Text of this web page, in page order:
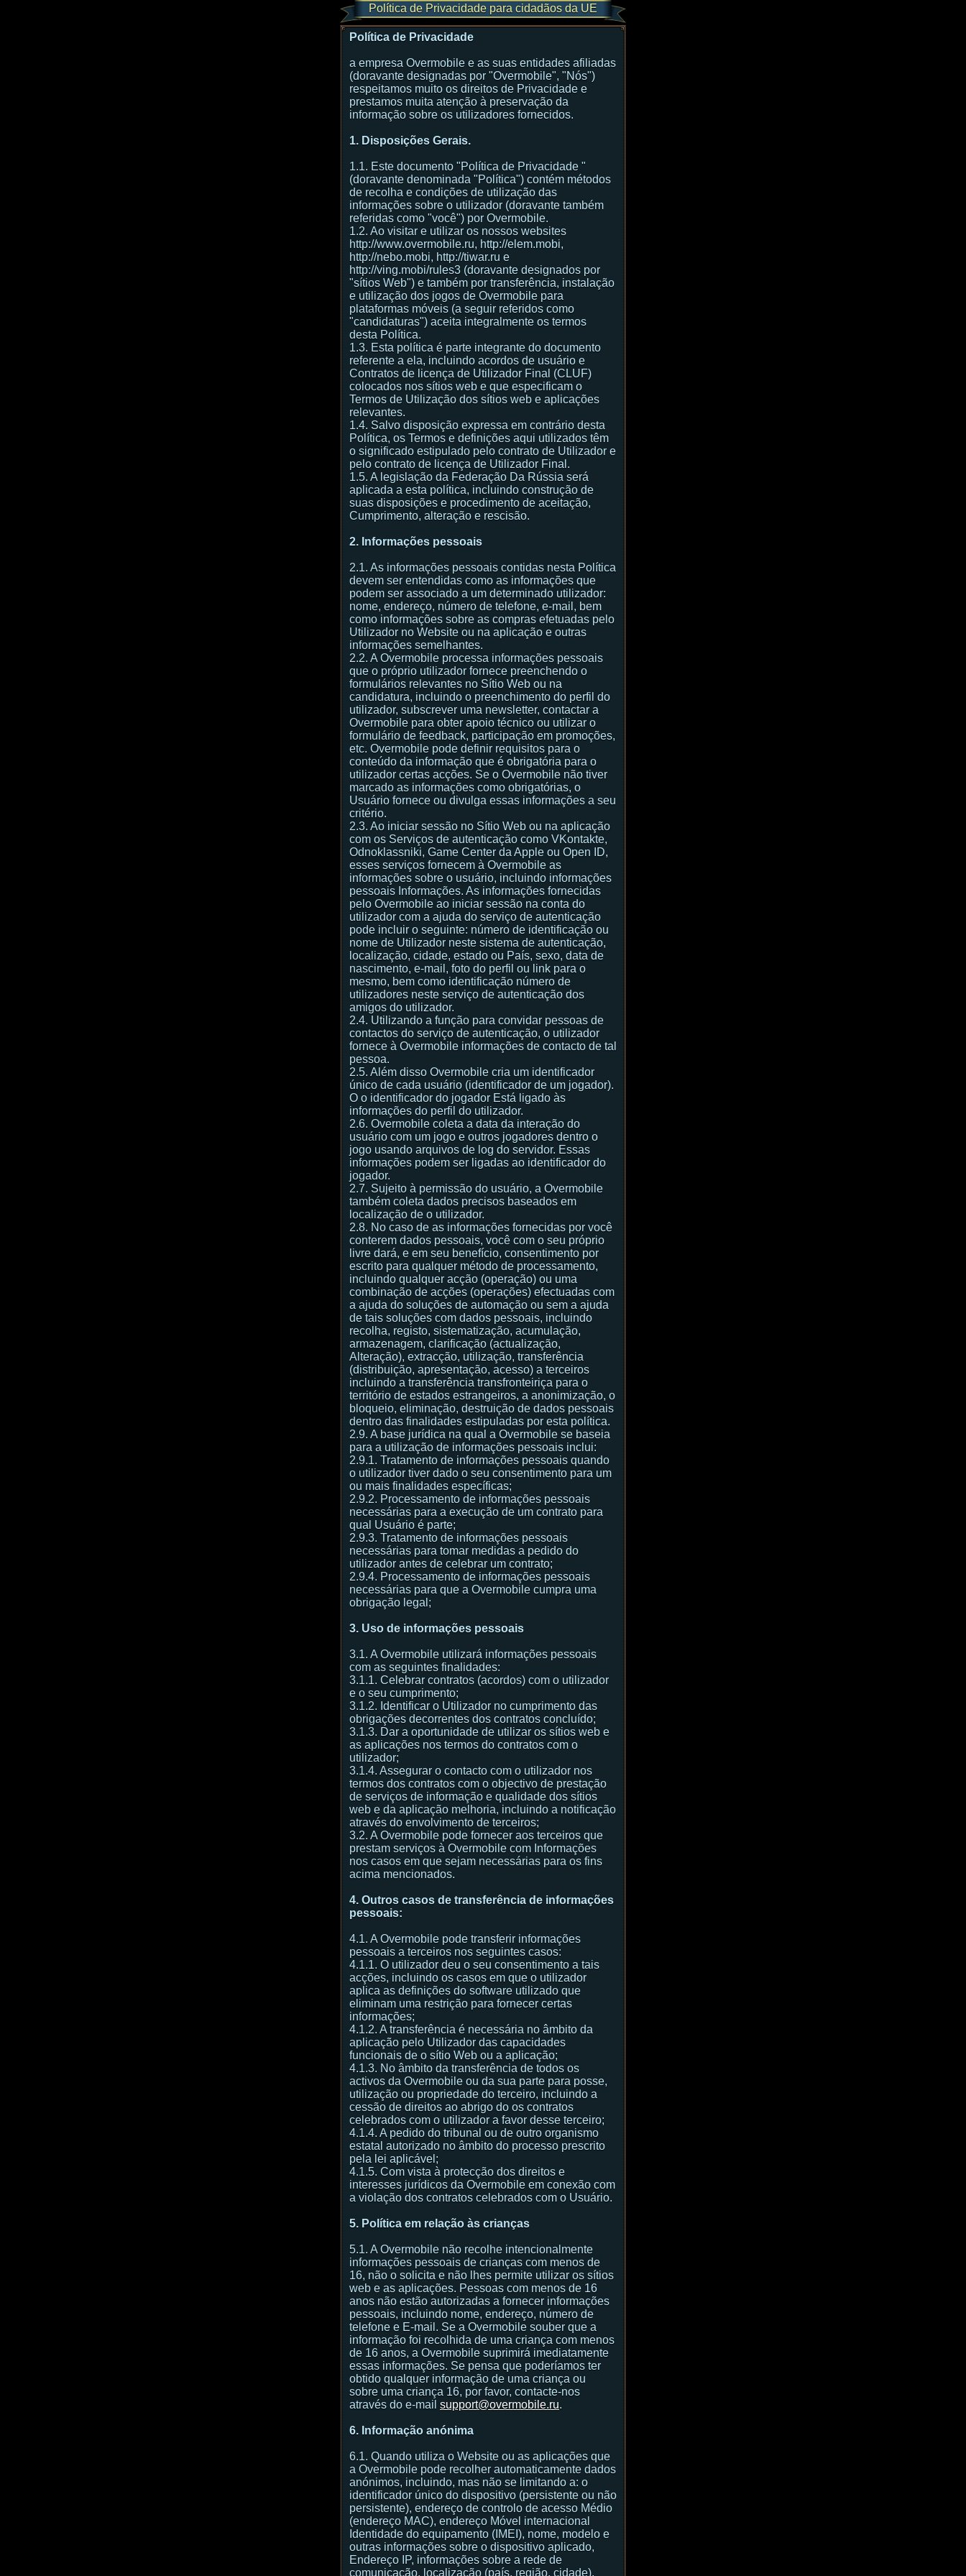
Política de Privacidade para cidadãos da UE
Política de Privacidade
a empresa Overmobile e as suas entidades afiliadas
(doravante designadas por "Overmobile", "Nós")
respeitamos muito os direitos de Privacidade e
prestamos muita atenção à preservação da
informação sobre os utilizadores fornecidos.
1. Disposições Gerais.
1.1. Este documento "Política de Privacidade "
(doravante denominada "Política") contém métodos
de recolha e condições de utilização das
informações sobre o utilizador (doravante também
referidas como "você") por Overmobile.
1.2. Ao visitar e utilizar os nossos websites
http://www.overmobile.ru, http://elem.mobi,
http://nebo.mobi, http://tiwar.ru e
http://ving.mobi/rules3 (doravante designados por
"sítios Web") e também por transferência, instalação
e utilização dos jogos de Overmobile para
plataformas móveis (a seguir referidos como
"candidaturas") aceita integralmente os termos
desta Política.
1.3. Esta política é parte integrante do documento
referente a ela, incluindo acordos de usuário e
Contratos de licença de Utilizador Final (CLUF)
colocados nos sítios web e que especificam o
Termos de Utilização dos sítios web e aplicações
relevantes.
1.4. Salvo disposição expressa em contrário desta
Política, os Termos e definições aqui utilizados têm
o significado estipulado pelo contrato de Utilizador e
pelo contrato de licença de Utilizador Final.
1.5. A legislação da Federação Da Rússia será
aplicada a esta política, incluindo construção de
suas disposições e procedimento de aceitação,
Cumprimento, alteração e rescisão.
2. Informações pessoais
2.1. As informações pessoais contidas nesta Política
devem ser entendidas como as informações que
podem ser associado a um determinado utilizador:
nome, endereço, número de telefone, e-mail, bem
como informações sobre as compras efetuadas pelo
Utilizador no Website ou na aplicação e outras
informações semelhantes.
2.2. A Overmobile processa informações pessoais
que o próprio utilizador fornece preenchendo o
formulários relevantes no Sítio Web ou na
candidatura, incluindo o preenchimento do perfil do
utilizador, subscrever uma newsletter, contactar a
Overmobile para obter apoio técnico ou utilizar o
formulário de feedback, participação em promoções,
etc. Overmobile pode definir requisitos para o
conteúdo da informação que é obrigatória para o
utilizador certas acções. Se o Overmobile não tiver
marcado as informações como obrigatórias, o
Usuário fornece ou divulga essas informações a seu
critério.
2.3. Ao iniciar sessão no Sítio Web ou na aplicação
com os Serviços de autenticação como VKontakte,
Odnoklassniki, Game Center da Apple ou Open ID,
esses serviços fornecem à Overmobile as
informações sobre o usuário, incluindo informações
pessoais Informações. As informações fornecidas
pelo Overmobile ao iniciar sessão na conta do
utilizador com a ajuda do serviço de autenticação
pode incluir o seguinte: número de identificação ou
nome de Utilizador neste sistema de autenticação,
localização, cidade, estado ou País, sexo, data de
nascimento, e-mail, foto do perfil ou link para o
mesmo, bem como identificação número de
utilizadores neste serviço de autenticação dos
amigos do utilizador.
2.4. Utilizando a função para convidar pessoas de
contactos do serviço de autenticação, o utilizador
fornece à Overmobile informações de contacto de tal
pessoa.
2.5. Além disso Overmobile cria um identificador
único de cada usuário (identificador de um jogador).
O o identificador do jogador Está ligado às
informações do perfil do utilizador.
2.6. Overmobile coleta a data da interação do
usuário com um jogo e outros jogadores dentro o
jogo usando arquivos de log do servidor. Essas
informações podem ser ligadas ao identificador do
jogador.
2.7. Sujeito à permissão do usuário, a Overmobile
também coleta dados precisos baseados em
localização de o utilizador.
2.8. No caso de as informações fornecidas por você
conterem dados pessoais, você com o seu próprio
livre dará, e em seu benefício, consentimento por
escrito para qualquer método de processamento,
incluindo qualquer acção (operação) ou uma
combinação de acções (operações) efectuadas com
a ajuda do soluções de automação ou sem a ajuda
de tais soluções com dados pessoais, incluindo
recolha, registo, sistematização, acumulação,
armazenagem, clarificação (actualização,
Alteração), extracção, utilização, transferência
(distribuição, apresentação, acesso) a terceiros
incluindo a transferência transfronteiriça para o
território de estados estrangeiros, a anonimização, o
bloqueio, eliminação, destruição de dados pessoais
dentro das finalidades estipuladas por esta política.
2.9. A base jurídica na qual a Overmobile se baseia
para a utilização de informações pessoais inclui:
2.9.1. Tratamento de informações pessoais quando
o utilizador tiver dado o seu consentimento para um
ou mais finalidades específicas;
2.9.2. Processamento de informações pessoais
necessárias para a execução de um contrato para
qual Usuário é parte;
2.9.3. Tratamento de informações pessoais
necessárias para tomar medidas a pedido do
utilizador antes de celebrar um contrato;
2.9.4. Processamento de informações pessoais
necessárias para que a Overmobile cumpra uma
obrigação legal;
3. Uso de informações pessoais
3.1. A Overmobile utilizará informações pessoais
com as seguintes finalidades:
3.1.1. Celebrar contratos (acordos) com o utilizador
e o seu cumprimento;
3.1.2. Identificar o Utilizador no cumprimento das
obrigações decorrentes dos contratos concluído;
3.1.3. Dar a oportunidade de utilizar os sítios web e
as aplicações nos termos do contratos com o
utilizador;
3.1.4. Assegurar o contacto com o utilizador nos
termos dos contratos com o objectivo de prestação
de serviços de informação e qualidade dos sítios
web e da aplicação melhoria, incluindo a notificação
através do envolvimento de terceiros;
3.2. A Overmobile pode fornecer aos terceiros que
prestam serviços à Overmobile com Informações
nos casos em que sejam necessárias para os fins
acima mencionados.
4. Outros casos de transferência de informações
pessoais:
4.1. A Overmobile pode transferir informações
pessoais a terceiros nos seguintes casos:
4.1.1. O utilizador deu o seu consentimento a tais
acções, incluindo os casos em que o utilizador
aplica as definições do software utilizado que
eliminam uma restrição para fornecer certas
informações;
4.1.2. A transferência é necessária no âmbito da
aplicação pelo Utilizador das capacidades
funcionais de o sítio Web ou a aplicação;
4.1.3. No âmbito da transferência de todos os
activos da Overmobile ou da sua parte para posse,
utilização ou propriedade do terceiro, incluindo a
cessão de direitos ao abrigo do os contratos
celebrados com o utilizador a favor desse terceiro;
4.1.4. A pedido do tribunal ou de outro organismo
estatal autorizado no âmbito do processo prescrito
pela lei aplicável;
4.1.5. Com vista à protecção dos direitos e
interesses jurídicos da Overmobile em conexão com
a violação dos contratos celebrados com o Usuário.
5. Política em relação às crianças
5.1. A Overmobile não recolhe intencionalmente
informações pessoais de crianças com menos de
16, não o solicita e não lhes permite utilizar os sítios
web e as aplicações. Pessoas com menos de 16
anos não estão autorizadas a fornecer informações
pessoais, incluindo nome, endereço, número de
telefone e E-mail. Se a Overmobile souber que a
informação foi recolhida de uma criança com menos
de 16 anos, a Overmobile suprimirá imediatamente
essas informações. Se pensa que poderíamos ter
obtido qualquer informação de uma criança ou
sobre uma criança 16, por favor, contacte-nos
através do e-mail support@overmobile.ru.
6. Informação anónima
6.1. Quando utiliza o Website ou as aplicações que
a Overmobile pode recolher automaticamente dados
anónimos, incluindo, mas não se limitando a: o
identificador único do dispositivo (persistente ou não
persistente), endereço de controlo de acesso Médio
(endereço MAC), endereço Móvel internacional
Identidade do equipamento (IMEI), nome, modelo e
outras informações sobre o dispositivo aplicado,
Endereço IP, informações sobre a rede de
comunicação, localização (país, região, cidade),